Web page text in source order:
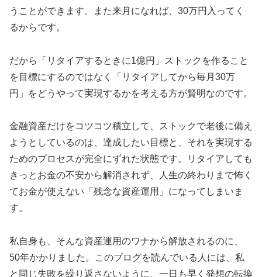
うことができます。また来月になれば、30万円入ってく
るからです。
だから「リタイアするときに1億円」ストックを作ること
を目標にするのではなく「リタイアしてから毎月30万
円」をどうやって実現するかを考える方が賢明なのです。
金融資産だけをコツコツ積立して、ストックで老後に備え
ようとしているのは、達成したい目標と、それを実現する
ためのプロセスが完全にずれた状態です。リタイアしても
きっとお金の不安から解消されず、人生の終わりまで怖く
てお金が使えない「残念な資産運用」になってしまいま
す。
私自身も、そんな資産運用のワナから解放されるのに、
50年かかりました。このブログを読んでいる人には、私
と同じ失敗を繰り返さないように、一日も早く発想の転換